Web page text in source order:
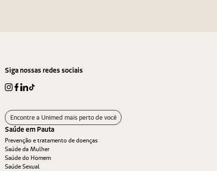
Siga nossas redes sociais
Encontre a Unimed mais perto de você
Saúde em Pauta
Prevenção e tratamento de doenças
Saúde da Mulher
Saúde do Homem
Saúde Sexual